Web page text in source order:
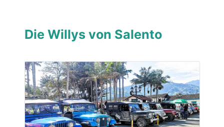
Die Willys von Salento